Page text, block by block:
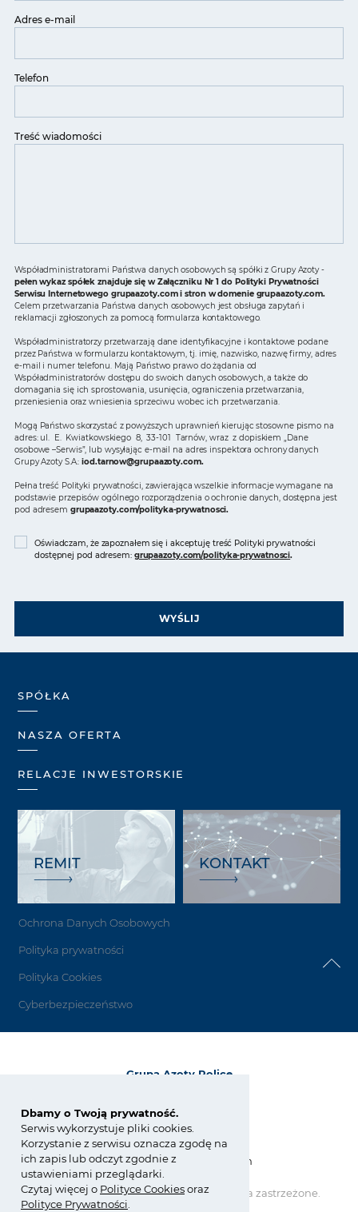
Dbamy o Twoją prywatność.
Serwis wykorzystuje pliki cookies.
Korzystanie z serwisu oznacza zgodę na
ich zapis lub odczyt zgodnie z
ustawieniami przeglądarki.
Czytaj więcej o PolityceCookiesoraz
Polityce Prywatności
Adres e-mail
Telefon
Treść wiadomości
Współadministratorami Państwa danych osobowych są spółki z Grupy Azoty -
pełen wykaz spółek znajduje się w Załączniku Nr 1 do Polityki Prywatności
Serwisu Internetowego grupaazoty.com i stron w domenie grupaazoty.com.
Celem przetwarzania Państwa danych osobowych jest obsługa zapytań i
reklamacji zgłoszonych za pomocą formularza kontaktowego.
Współadministratorzy przetwarzają dane identyfikacyjne i kontaktowe podane
przez Państwa w formularzu kontaktowym, tj. imię, nazwisko, nazwę firmy, adres
e-mail i numer telefonu. Mają Państwo prawo do żądania od
Współadministratorów dostępu do swoich danych osobowych, a także do
domagania się ich sprostowania, usunięcia, ograniczenia przetwarzania,
przeniesienia oraz wniesienia sprzeciwu wobec ich przetwarzania.
Mogą Państwo skorzystać z powyższych uprawnień kierując stosowne pismo na
adres: ul. E. Kwiatkowskiego 8, 33-101 Tarnów, wraz z dopiskiem „Dane
osobowe –Serwis”, lub wysyłając e-mail na adres inspektora ochrony danych
Grupy Azoty S.A.:iod.tarnow@grupaazoty.com.
Pełna treść Polityki prywatności, zawierająca wszelkie informacje wymagane na
podstawie przepisów ogólnego rozporządzenia o ochronie danych, dostępna jest
pod adresem grupaazoty.com/polityka-prywatnosci.
Oświadczam, że zapoznałem się i akceptuję treść Polityki prywatności
dostępnej pod adresem: grupaazoty.com/polityka-prywatnosci.
WYŚLIJ
SPÓŁKA
NASZA OFERTA
RELACJE INWESTORSKIE
REMIT KONTAKT
Ochrona Danych Osobowych
Polityka prywatności
Polityka Cookies
Cyberbezpieczeństwo
Grupa Azoty Police
ul. Kuźnicka 1
tel.:+48 91 317 17 17
fax: +48 91 317 36 03
zchpolice@grupaazoty.com
Copyright © Grupa Azoty. Wszelkie prawa zastrzeżone.